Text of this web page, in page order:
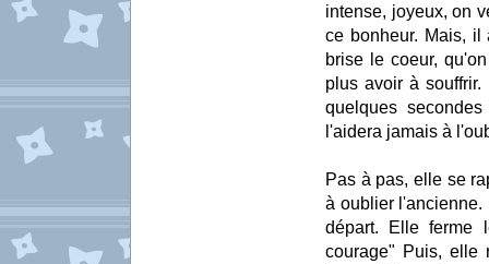
intense, joyeux, on
ce bonheur. Mais, il
brise le coeur,
plus avoir à
quelques
l'aidera jamais à
Pas à pas, elle se
à oublier l'ancienne.
départ. Elle ferme
courage" Puis, elle